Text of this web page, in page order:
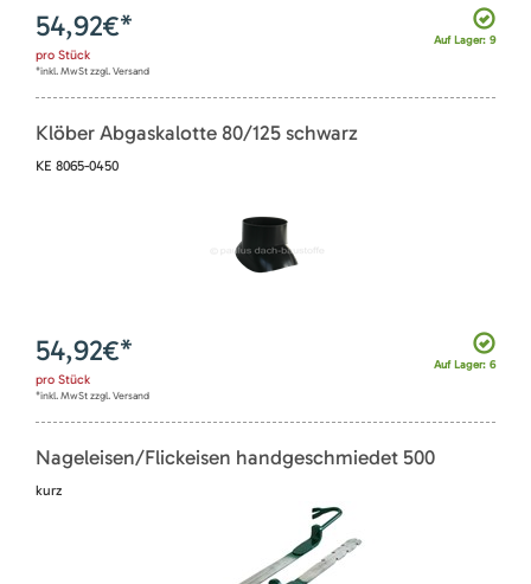
Auf Lager: 9
54,92€*
pro Stück
*inkl. MwSt zzgl. Versand
Klöber Abgaskalotte 80/125 schwarz
KE 8065-0450
Auf Lager: 6
54,92€*
pro Stück
*inkl. MwSt zzgl. Versand
Nageleisen/Flickeisen handgeschmiedet 500
kurz